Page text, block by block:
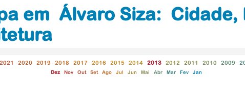
em Álvaro Siza: Cidade,
2021 2020 2019 2018 2017 2016 2015 2014 2013 2012 2011 2010 2009
Dez Nov Out Set Ago Jul Jun Mai Abr Mar Fev Jan